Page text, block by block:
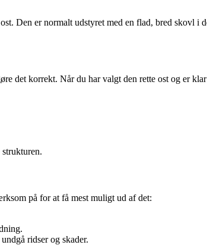
Den er normalt udstyret med en flad, bred skovl i
det korrekt. Når du har valgt den rette ost og er
på for at få mest muligt ud af det:
ridser og skader.